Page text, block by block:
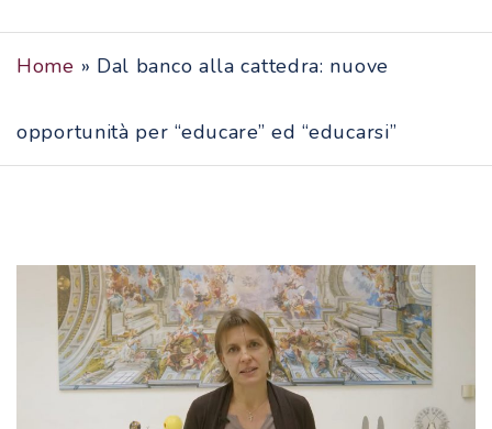
Home » Dal banco alla cattedra: nuove
opportunità per “educare” ed “educarsi”